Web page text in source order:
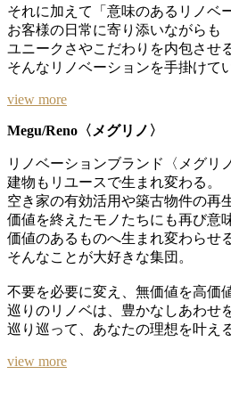
それに加えて「意味のあるリノベ
お客様の日常に寄り添いながらも
ユニークさやこだわりを内包させ
そんなリノベーションを手掛けて
view more
Megu/Reno〈メグリノ〉
リノベーションブランド〈メグリノ
建物もリユースで生まれ変わる。
空き家の有効活用や築古物件の再生
価値を終えたモノたちにも再び意
価値のあるものへ生まれ変わらせ
そんなことが大好きな集団。
不要を必要に変え、無価値を高価
巡りのリノベは、豊かなしあわせ
巡り巡って、あなたの理想を叶え
view more